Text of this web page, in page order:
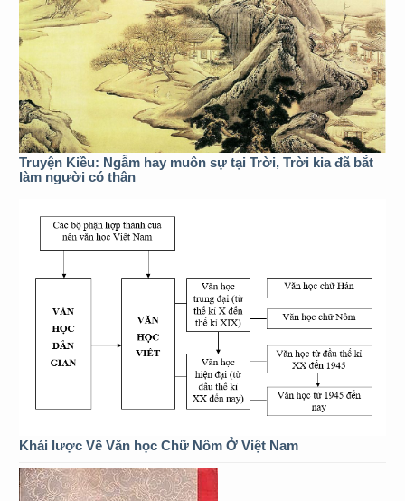
Truyện Kiều: Ngẫm hay muôn sự tại Trời, Trời kia đã bắt
làm người có thân
Khái lược Về Văn học Chữ Nôm Ở Việt Nam